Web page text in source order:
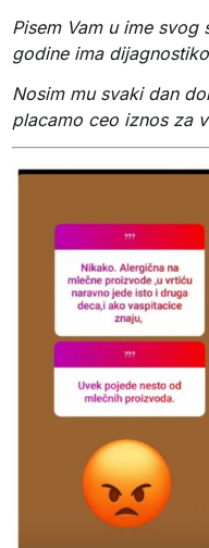
Pisem Vam u ime
godine ima
Nosim mu svaki dan
placamo ceo iznos za